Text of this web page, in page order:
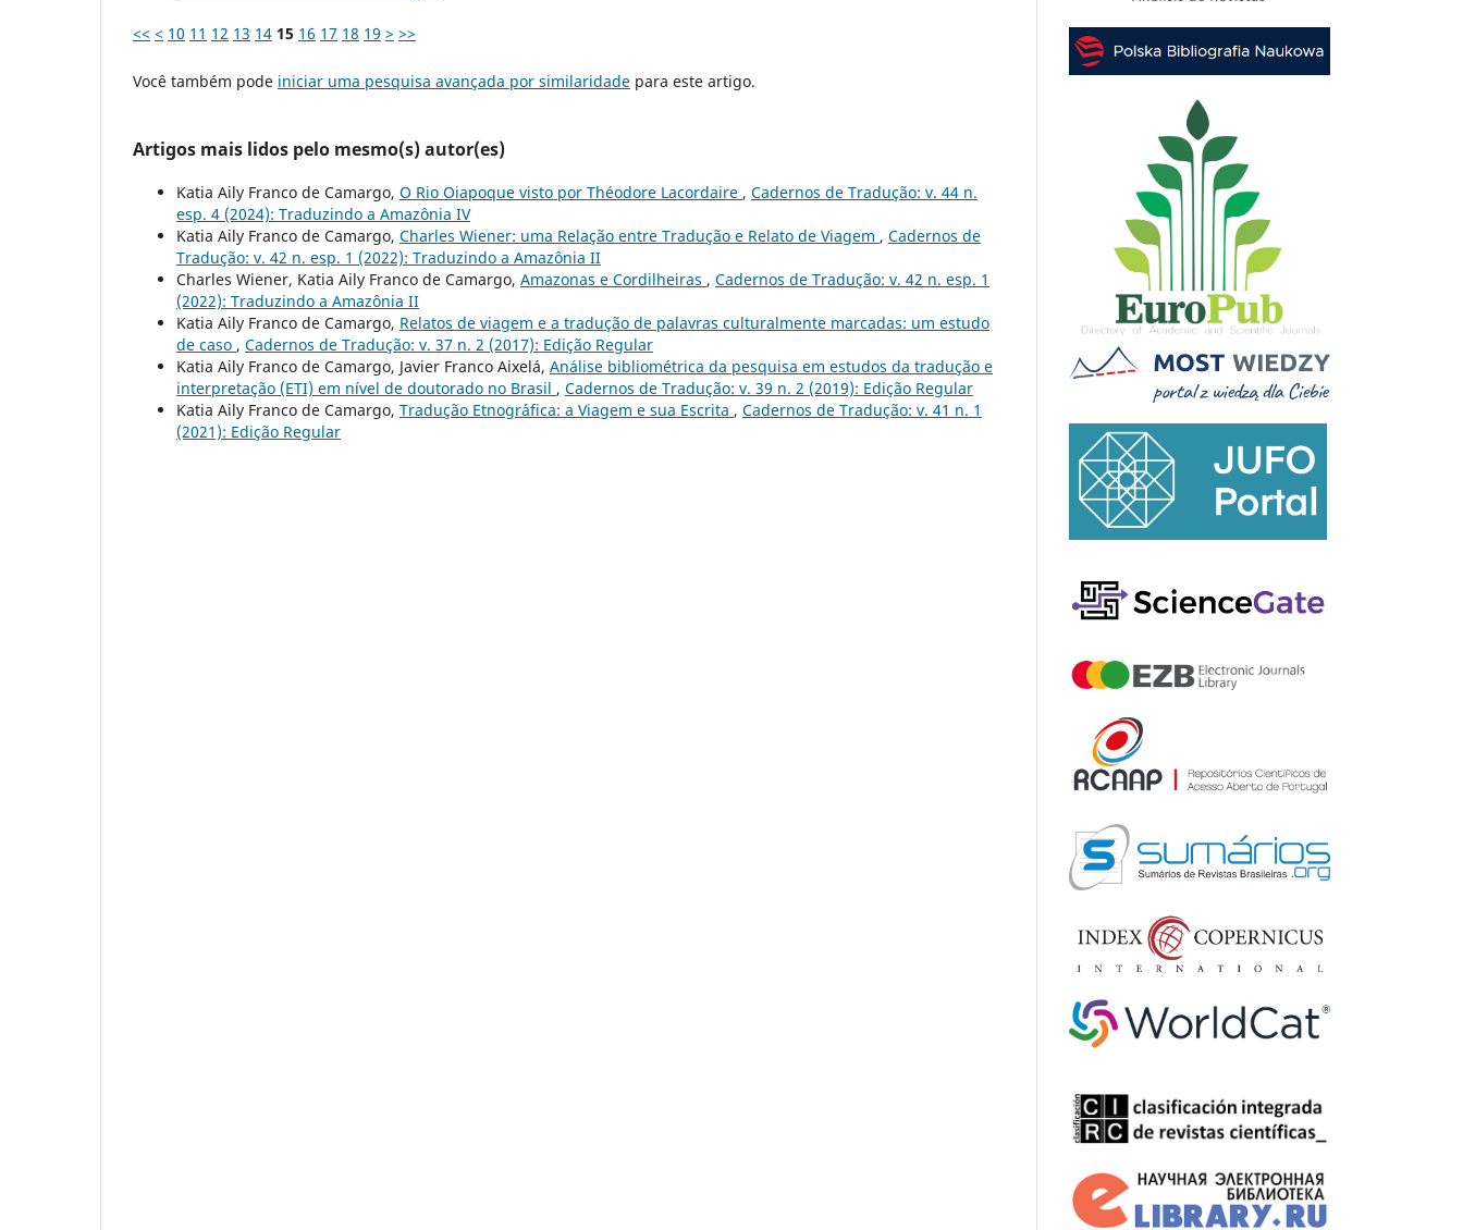
<< < 10 11 12 13 14 15 16 17 18 19 > >>
Você também pode iniciar uma pesquisa avançada por similaridade para este artigo.
Artigos mais lidos pelo mesmo(s) autor(es)
Katia Aily Franco de Camargo, O Rio Oiapoque visto por Théodore Lacordaire , Cadernos de Tradução: v. 44 n.
esp. 4 (2024): Traduzindo a Amazônia IV
Katia Aily Franco de Camargo, Charles Wiener: uma Relação entre Tradução e Relato de Viagem , Cadernos de
Tradução: v. 42 n. esp. 1 (2022): Traduzindo a Amazônia II
Charles Wiener, Katia Aily Franco de Camargo, Amazonas e Cordilheiras , Cadernos de Tradução: v. 42 n. esp. 1
(2022): Traduzindo a Amazônia II
Katia Aily Franco de Camargo, Relatos de viagem e a tradução de palavras culturalmente marcadas: um estudo
de caso , Cadernos de Tradução: v. 37 n. 2 (2017): Edição Regular
Katia Aily Franco de Camargo, Javier Franco Aixelá, Análise bibliométrica da pesquisa em estudos da tradução e
interpretação (ETI) em nível de doutorado no Brasil , Cadernos de Tradução: v. 39 n. 2 (2019): Edição Regular
Katia Aily Franco de Camargo, Tradução Etnogr´´afica: a Viagem e sua Escrita , Cadernos de Tradução: v. 41 n. 1
(2021): Edição Regular